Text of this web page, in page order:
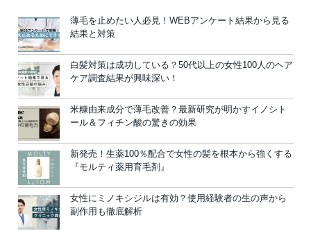
薄毛を止めたい人必見！WEBアンケート結果から見る
結果と対策
白髪対策は成功している？50代以上の女性100人のヘア
ケア調査結果が興味深い！
米糠由来成分で薄毛改善？最新研究が明かすイノシト
ール＆フィチン酸の驚きの効果
新発売！生薬100％配合で女性の髪を根本から強くする
『モルティ薬用育毛剤』
女性にミノキシジルは有効？使用経験者の生の声から
副作用も徹底解析